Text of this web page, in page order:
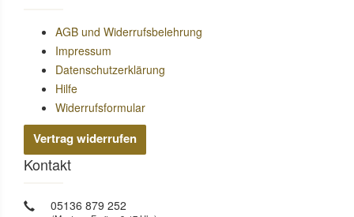
AGB und Widerrufsbelehrung
Impressum
Datenschutzerklärung
Hilfe
Widerrufsformular
Vertrag widerrufen
Kontakt
05136 879 252